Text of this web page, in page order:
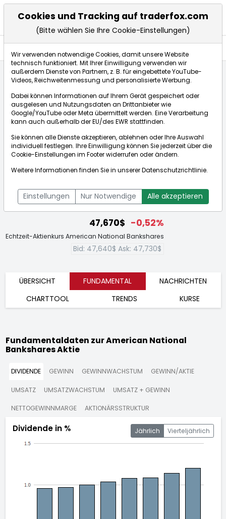
Fundamentaldaten
Börse:
American National Bankshares
[WKN: 657837 | ISIN: US0277451086]
Aktienkurse
47,670$ -0,52%
Echtzeit-Aktienkurs American National Bankshares
Bid: 47,640$ Ask: 47,730$
ÜBERSICHT FUNDAMENTAL
NACHRICHTEN
CHARTTOOL
TRENDS KURSE
Fundamentaldaten zur American National
Bankshares Aktie
DIVIDENDE GEWINN GEWINNWACHSTUM GEWINN/AKTIE
UMSATZ UMSATZWACHSTUM UMSATZ + GEWINN
NETTOGEWINNMARGE AKTIONÄRSSTRUKTUR
Dividende in % Jährlich Vierteljährlich
Cookies und Tracking auf traderfox.com
(Bitte wählen Sie Ihre Cookie-Einstellungen)
Wir verwenden notwendige Cookies, damit unsere Website
technisch funktioniert. Mit Ihrer Einwilligung verwenden wir
außerdem Dienste von Partnern, z. B. für eingebettete YouTube-
Videos, Reichweitenmessung und personalisierte Werbung.
Dabei können Informationen auf Ihrem Gerät gespeichert oder
ausgelesen und Nutzungsdaten an Drittanbieter wie
Google/YouTube oder Meta übermittelt werden. Eine Verarbeitung
kann auch außerhalb der EU/des EWR stattfinden.
Sie können alle Dienste akzeptieren, ablehnen oder Ihre Auswahl
individuell festlegen. Ihre Einwilligung können Sie jederzeit über die
Cookie-Einstellungen im Footer widerrufen oder ändern.
Weitere Informationen finden Sie in unsererDatenschutzrichtlinie.
Einstellungen Nur Notwendige Alle akzeptieren